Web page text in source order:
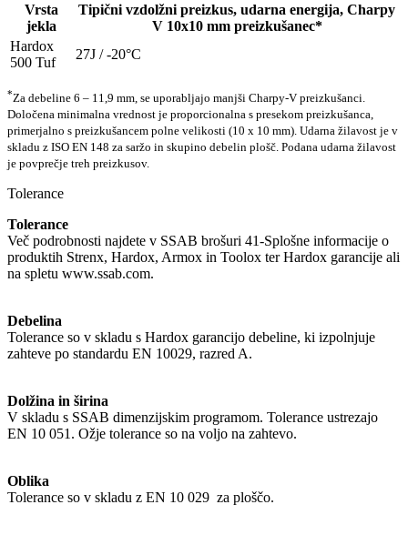
Vrsta
jekla
Tipični vzdolžni preizkus, udarna energija, Charpy
V 10x10 mm preizkušanec*
Hardox
500 Tuf
27J / -20°C
*Za debeline 6 – 11,9 mm, se uporabljajo manjši Charpy-V preizkušanci.
Določena minimalna vrednost je proporcionalna s presekom preizkušanca,
primerjalno s preizkušancem polne velikosti (10 x 10 mm). Udarna žilavost je v
skladu z ISO EN 148 za saržo in skupino debelin plošč. Podana udarna žilavost
je povprečje treh preizkusov.
Tolerance
Tolerance
Več podrobnosti najdete v SSAB brošuri 41-Splošne informacije o
produktih Strenx, Hardox, Armox in Toolox ter Hardox garancije ali
na spletu www.ssab.com.
Debelina
Tolerance so v skladu s Hardox garancijo debeline, ki izpolnjuje
zahteve po standardu EN 10029, razred A.
Dolžina in širina
V skladu s SSAB dimenzijskim programom. Tolerance ustrezajo
EN 10 051. Ožje tolerance so na voljo na zahtevo.
Oblika
Tolerance so v skladu z EN 10 029 za ploščo.